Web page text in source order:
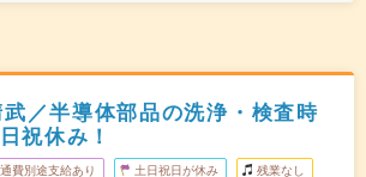
／半導体部品の洗浄・検査時
祝休み！
費別途支給あり 土日祝日が休み 残業なし